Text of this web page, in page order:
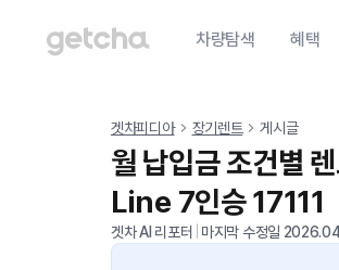
차량탐색 혜택
겟차피디아 장기렌트 게시글
월 납입금 조건별
Line 7인승 17111
겟차 AI 리포터 마지막 수정일